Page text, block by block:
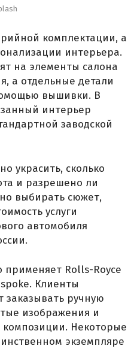
комплектации, а
интерьера.
на элементы салона
а отдельные детали
вышивки. В
интерьер
заводской
украсить, сколько
и разрешено ли
выбирать сюжет,
услуги
автомобиля
Rolls-Royce
Клиенты
заказывать ручную
изображения и
Некоторые
экземпляре